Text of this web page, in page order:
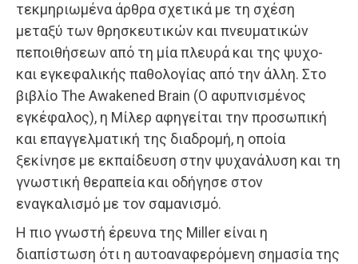
τεκμηριωμένα άρθρα σχετικά με τη σχέση
μεταξύ των θρησκευτικών και πνευματικών
πεποιθήσεων από τη μία πλευρά και της ψυχο-
και εγκεφαλικής παθολογίας από την άλλη. Στο
βιβλίο The Awakened Brain (Ο αφυπνισμένος
εγκέφαλος), η Μίλερ αφηγείται την προσωπική
και επαγγελματική της διαδρομή, η οποία
ξεκίνησε με εκπαίδευση στην ψυχανάλυση και τη
γνωστική θεραπεία και οδήγησε στον
εναγκαλισμό με τον σαμανισμό.
Η πιο γνωστή έρευνα της Miller είναι η
διαπίστωση ότι η αυτοαναφερόμενη σημασία της